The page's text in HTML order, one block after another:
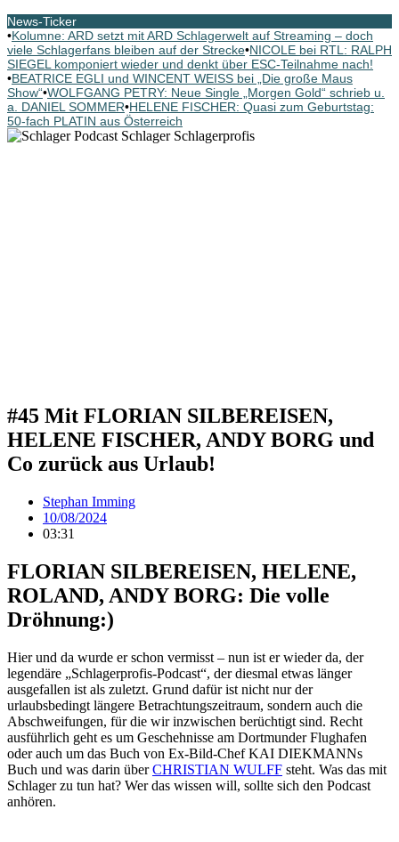
News-Ticker
•Kolumne: ARD setzt mit ARD Schlagerwelt auf Streaming – doch
viele Schlagerfans bleiben auf der Strecke•NICOLE bei RTL: RALPH
SIEGEL komponiert wieder und denkt über ESC-Teilnahme nach!
•BEATRICE EGLI und WINCENT WEISS bei „Die große Maus
Show“•WOLFGANG PETRY: Neue Single „Morgen Gold“ schrieb u.
a. DANIEL SOMMER•HELENE FISCHER: Quasi zum Geburtstag:
50-fach PLATIN aus Österreich
#45 Mit FLORIAN SILBEREISEN,
HELENE FISCHER, ANDY BORG und
Co zurück aus Urlaub!
Stephan Imming
10/08/2024
03:31
FLORIAN SILBEREISEN, HELENE,
ROLAND, ANDY BORG: Die volle
Dröhnung:)
Hier und da wurde er schon vermisst – nun ist er wieder da, der
legendäre „Schlagerprofis-Podcast“, der diesmal etwas länger
ausgefallen ist als zuletzt. Grund dafür ist nicht nur der
urlaubsbedingt längere Betrachtungszeitraum, sondern auch die
Abschweifungen, für die wir inzwischen berüchtigt sind. Recht
ausführlich geht es um Geschehnisse am Dortmunder Flughafen
oder auch um das Buch von Ex-Bild-Chef KAI DIEKMANNs
Buch und was darin überCHRISTIAN WULFF steht. Was das mit
Schlager zu tun hat? Wer das wissen will, sollte sich den Podcast
anhören.